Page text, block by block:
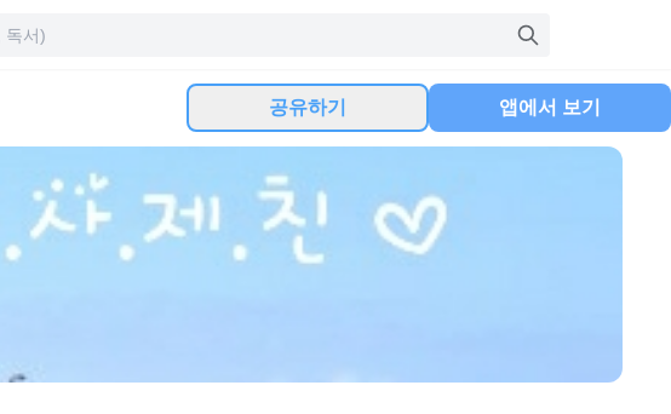
공유하기 앱에서 보기